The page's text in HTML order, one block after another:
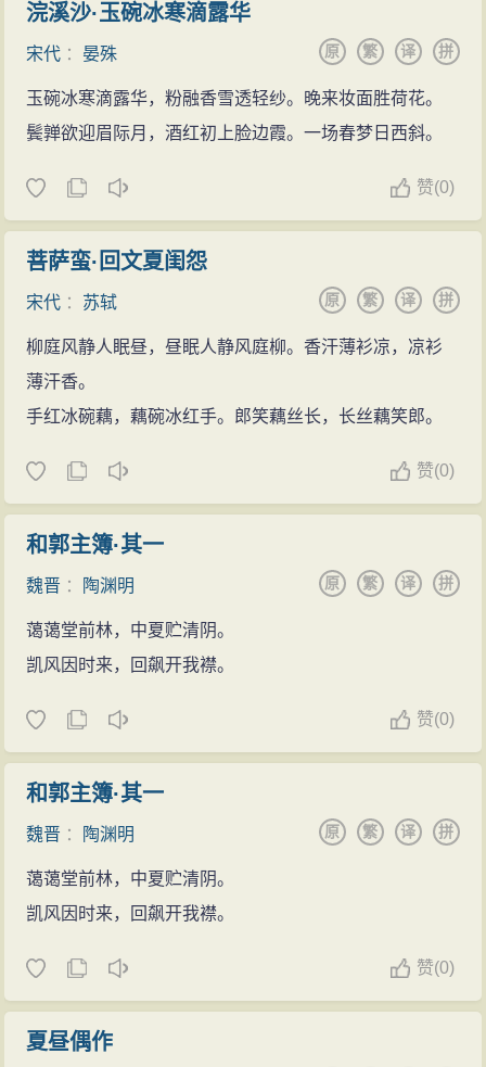
浣溪沙·玉碗冰寒滴露华
宋代 ： 晏殊 拼
译
繁
原
玉碗冰寒滴露华，粉融香雪透轻纱。晚来妆面胜荷花。
鬓亸欲迎眉际月，酒红初上脸边霞。一场春梦日西斜。
赞(0)
菩萨蛮·回文夏闺怨
宋代 ： 苏轼 拼
译
繁
原
柳庭风静人眠昼，昼眠人静风庭柳。香汗薄衫凉，凉衫
薄汗香。
手红冰碗藕，藕碗冰红手。郎笑藕丝长，长丝藕笑郎。
赞(0)
和郭主簿·其一
魏晋 ： 陶渊明 拼
译
繁
原
蔼蔼堂前林，中夏贮清阴。
凯风因时来，回飙开我襟。
赞(0)
和郭主簿·其一
魏晋 ： 陶渊明 拼
译
繁
原
蔼蔼堂前林，中夏贮清阴。
凯风因时来，回飙开我襟。
赞(0)
夏昼偶作